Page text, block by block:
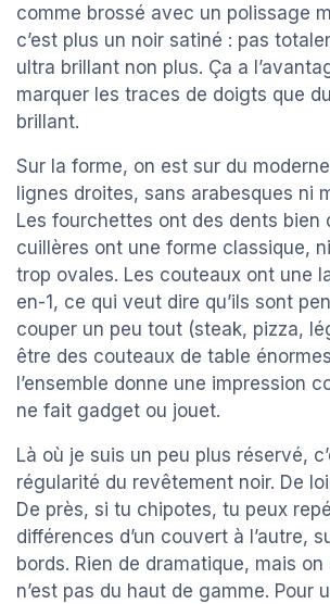
comme brossé avec un polissage
c’est plus un noir satiné : pas
ultra brillant non plus. Ça a
marquer les traces de doigts que
brillant.
Sur la forme, on est sur du
lignes droites, sans arabesques ni
Les fourchettes ont des dents bien
cuillères ont une forme classique,
trop ovales. Les couteaux ont une
en-1, ce qui veut dire qu’ils sont
couper un peu tout (steak, pizza,
être des couteaux de table
l’ensemble donne une impression
ne fait gadget ou jouet.
Là où je suis un peu plus réservé,
régularité du revêtement noir. De
De près, si tu chipotes, tu peux
différences d’un couvert à l’autre,
bords. Rien de dramatique, mais
n’est pas du haut de gamme. Pour